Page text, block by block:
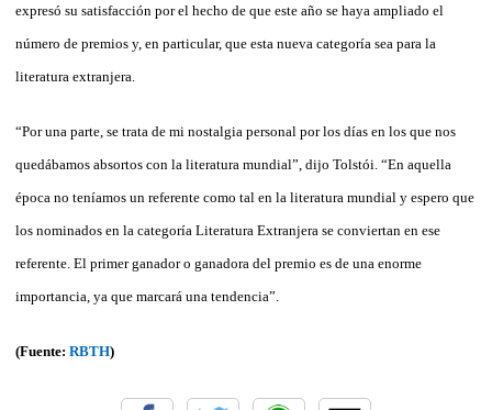
expresó su satisfacción por el hecho de que este año se haya ampliado el
número de premios y, en particular, que esta nueva categoría sea para la
literatura extranjera.
“Por una parte, se trata de mi nostalgia personal por los días en los que nos
quedábamos absortos con la literatura mundial”, dijo Tolstói. “En aquella
época no teníamos un referente como tal en la literatura mundial y espero que
los nominados en la categoría Literatura Extranjera se conviertan en ese
referente. El primer ganador o ganadora del premio es de una enorme
importancia, ya que marcará una tendencia”.
(Fuente: RBTH)